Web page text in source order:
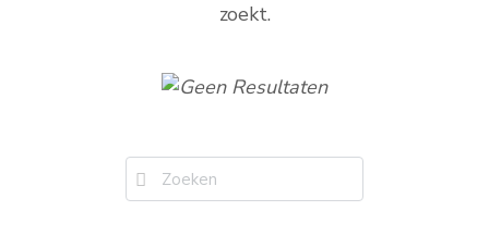
zoekt.
Zoek
naar: